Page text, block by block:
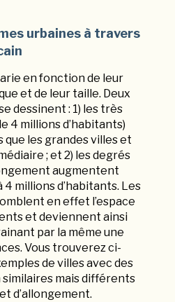
urbaines à travers
en fonction de leur
et de leur taille. Deux
dessinent : 1) les très
4 millions d’habitants)
les grandes villes et
; et 2) les degrés
augmentent
4 millions d’habitants. Les
en effet l’espace
et deviennent ainsi
par la même une
Vous trouverez ci-
de villes avec des
mais différents
d’allongement.